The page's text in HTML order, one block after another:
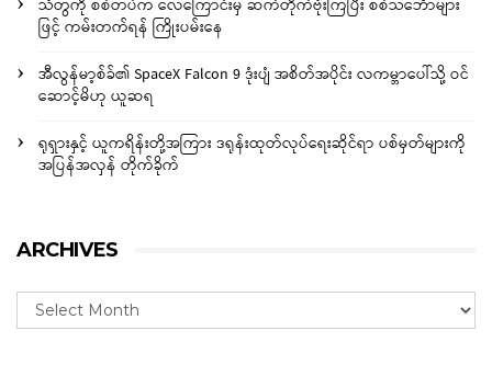
သံတွဲကို စစ်တပ်က လေကြောင်းမှ ဆက်တိုက်ဗုံးကြဲပြီး စစ်သင်္ဘောများ
ဖြင့် ကမ်းတက်ရန် ကြိုးပမ်းနေ
အီလွန်မာ့စ်ခ်၏ SpaceX Falcon 9 ဒုံးပျံ အစိတ်အပိုင်း လကမ္ဘာပေါ်သို့ ဝင်
ဆောင့်မိဟု ယူဆရ
ရုရှားနှင့် ယူကရိန်းတို့အကြား ဒရုန်းထုတ်လုပ်ရေးဆိုင်ရာ ပစ်မှတ်များကို
အပြန်အလှန် တိုက်ခိုက်
ARCHIVES